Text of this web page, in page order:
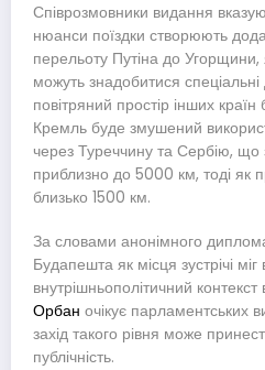
Співрозмовники видання
нюанси поїздки створюють
перельоту Путіна до
можуть знадобитися
повітряний простір інших
Кремль буде змушений
через Туреччину та Сербію,
приблизно до 5000 км, тоді як
близько 1500 км.
За словами анонімного
Будапешта як місця зустрічі
внутрішньополітичний контекст
Орбан очікує парламентських
захід такого рівня може
публічність.